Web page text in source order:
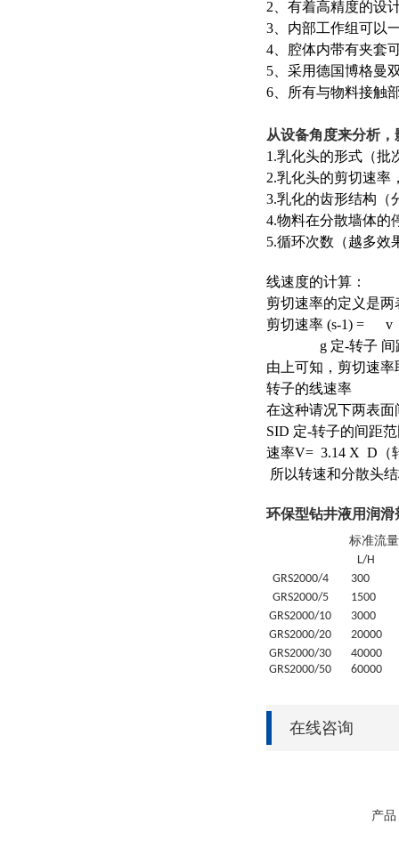
2、有着高精度的设
3、内部工作组可以
4、腔体内带有夹套
5、采用德国博格曼
6、所有与物料接触
从设备角度来分析
1.乳化头的形式（批
2.乳化头的剪切速率
3.乳化的齿形结构（
4.物料在分散墙体的
5.循环次数（越多效
线速度的计算：
剪切速率的定义是
剪切速率 (s-1) = v
g 定-转子 间
由上可知，剪切速
转子的线速率
在这种请况下两表
SID 定-转子的间距
速率V= 3.14 X D（
所以转速和分散头
环保型钻井液用润
标准流量
L/H
GRS2000/4 300
GRS2000/5
1500
GRS2000/10
3000
GRS2000/20 20000
GRS2000/30 40000
GRS2000/50 60000
在线咨询
产品